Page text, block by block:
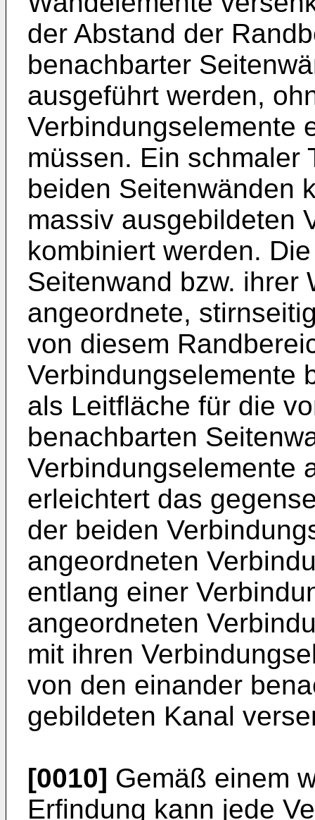
der Abstand der
benachbarter
ausgeführt werden,
Verbindungselemente
müssen. Ein schmaler
beiden Seitenwänden
massiv ausgebildeten
kombiniert werden.
Seitenwand bzw. ihrer
angeordnete,
von diesem
Verbindungselemente
als Leitfläche für die
benachbarten
Verbindungselemente
erleichtert das
der beiden
angeordneten
entlang einer
angeordneten
mit ihren
von den einander
gebildeten Kanal
[0010] Gemäß einem
Erfindung kann jede